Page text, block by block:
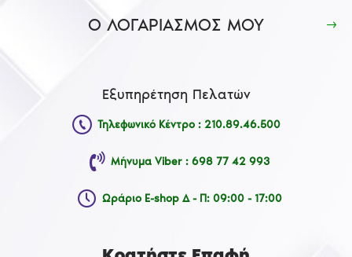
Ο ΛΟΓΑΡΙΑΣΜΟΣ ΜΟΥ
Εξυπηρέτηση Πελατών
Τηλεφωνικό Κέντρο : 210.89.46.500
Μήνυμα Viber : 698 77 42 993
Ωράριο E-shop Δ - Π: 09:00 - 17:00